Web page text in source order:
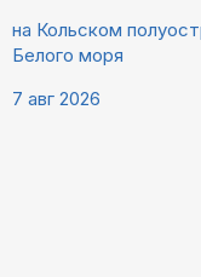
на Кольском
Белого моря
7 авг 2026